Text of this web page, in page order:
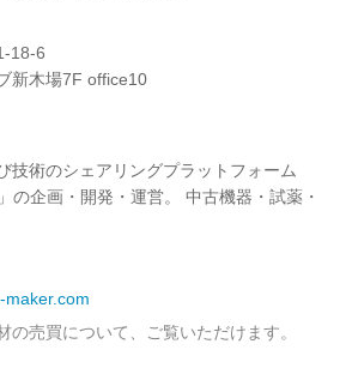
18-6
新木場7F office10
技術のシェアリングプラットフォーム
の企画・開発・運営。 中古機器・試薬・
maker.com
の売買について、ご覧いただけます。